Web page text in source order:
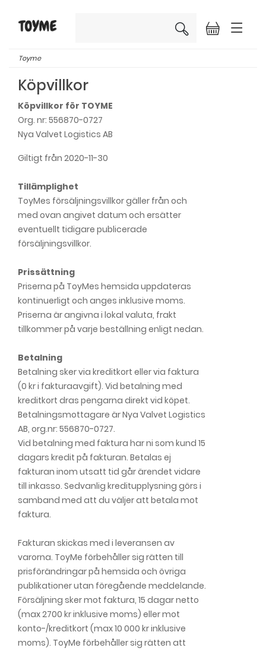
×
Toyme
Köpvillkor
Köpvillkor för TOYME
Org. nr: 556870-0727
Nya Valvet Logistics AB
Giltigt från 2020-11-30
Tillämplighet
ToyMes försäljningsvillkor gäller från och
med ovan angivet datum och ersätter
eventuellt tidigare publicerade
försäljningsvillkor.
Prissättning
Priserna på ToyMes hemsida uppdateras
kontinuerligt och anges inklusive moms.
Priserna är angivna i lokal valuta, frakt
tillkommer på varje beställning enligt nedan.
Betalning
Betalning sker via kreditkort eller via faktura
(0 kr i fakturaavgift). Vid betalning med
kreditkort dras pengarna direkt vid köpet.
Betalningsmottagare är Nya Valvet Logistics
AB, org.nr: 556870-0727.
Vid betalning med faktura har ni som kund 15
dagars kredit på fakturan. Betalas ej
fakturan inom utsatt tid går ärendet vidare
till inkasso. Sedvanlig kreditupplysning görs i
samband med att du väljer att betala mot
faktura.
Fakturan skickas med i leveransen av
varorna. ToyMe förbehåller sig rätten till
prisförändringar på hemsida och övriga
publikationer utan föregående meddelande.
Försäljning sker mot faktura, 15 dagar netto
(max 2700 kr inklusive moms) eller mot
konto-/kreditkort (max 10 000 kr inklusive
moms). ToyMe förbehåller sig rätten att